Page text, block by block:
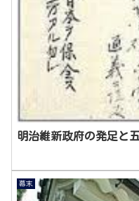
明治維新政府の発足と
幕末